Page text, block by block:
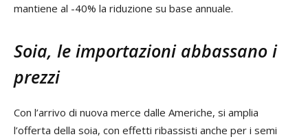
mantiene al -40% la riduzione su base annuale.
Soia, le importazioni abbassano i
prezzi
Con l’arrivo di nuova merce dalle Americhe, si amplia
l’offerta della soia, con effetti ribassisti anche per i semi